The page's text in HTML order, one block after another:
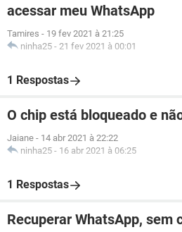
acessar meu WhatsApp
Tamires - 19 fev 2021 à 21:25
ninha25 - 21 fev 2021 à 00:01
1 Respostas
O chip está bloqueado e
Jaiane - 14 abr 2021 à 22:22
ninha25 - 16 abr 2021 à 06:25
1 Respostas
Recuperar WhatsApp, sem